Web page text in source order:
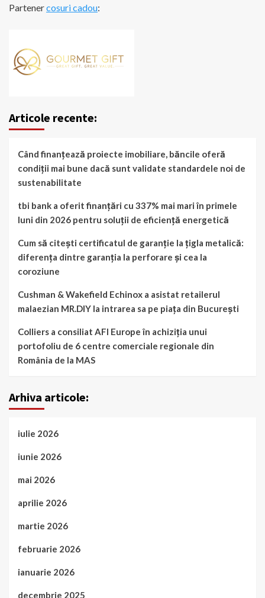
Partenercosuri cadou:
Articole recente:
Când finanțează proiecte imobiliare, băncile oferă
condiții mai bune dacă sunt validate standardele noi de
sustenabilitate
tbi bank a oferit finanțări cu 337% mai mari în primele
luni din 2026 pentru soluții de eficiență energetică
Cum să citești certificatul de garanție la țigla metalică:
diferența dintre garanția la perforare și cea la
coroziune
Cushman & Wakefield Echinox a asistat retailerul
malaezian MR.DIY la intrarea sa pe piața din București
Colliers a consiliat AFI Europe în achiziția unui
portofoliu de 6 centre comerciale regionale din
România de la MAS
Arhiva articole:
iulie 2026
iunie 2026
mai 2026
aprilie 2026
martie 2026
februarie 2026
ianuarie 2026
decembrie 2025